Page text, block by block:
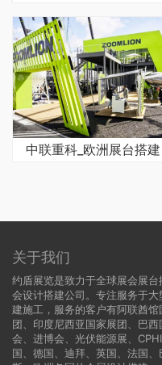
中联重科_欧洲展台搭建
关于我们
约盾展览是致力于全球展会展
会设计搭建公司。专注服务于
建施工，服务的客户有阿联酋
团、印度尼西亚国家展团、巴
会、进博会、光伏能源展、
国
德国 、迪拜、英国、法国